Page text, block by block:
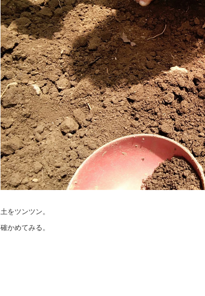
土をツンツン。
確かめてみる。